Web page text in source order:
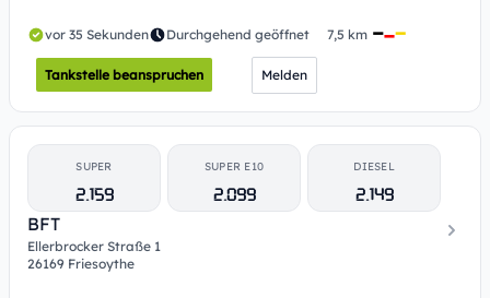
vor 35 Sekunden Durchgehend geöffnet 7,5 km
Tankstelle beanspruchen Melden
SUPER
2.159
SUPER E10
2.099
DIESEL
2.149
BFT
Ellerbrocker Straße 1
26169 Friesoythe